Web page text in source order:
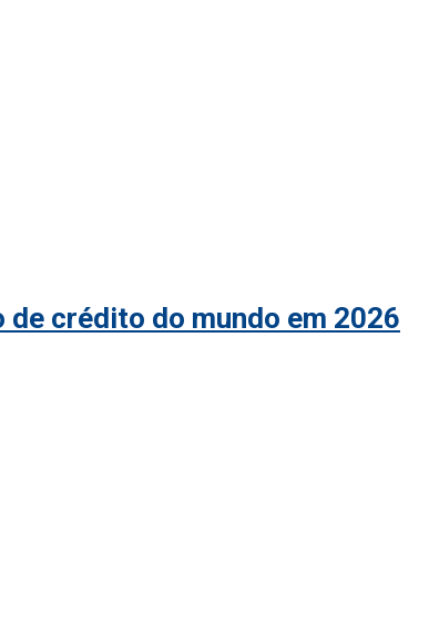
crédito do mundo em 2026